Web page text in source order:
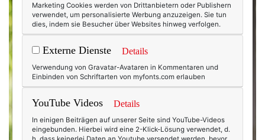
Marketing Cookies werden von Drittanbietern oder Publishern
verwendet, um personalisierte Werbung anzuzeigen. Sie tun
dies, indem sie Besucher über Websites hinweg verfolgen.
Externe Dienste Details
Verwendung von Gravatar-Avataren in Kommentaren und
Einbinden von Schriftarten von myfonts.com erlauben
YouTube Videos Details
In einigen Beiträgen auf unserer Seite sind YouTube-Videos
eingebunden. Hierbei wird eine 2-Klick-Lösung verwendet, d.